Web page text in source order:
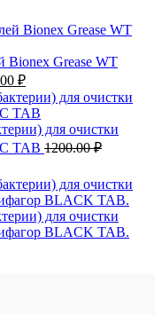
Bionex Grease WT
₽.
₽Текущая
цена:
690.00 ₽.
для очистки
TAB 1200.00₽
для очистки
BLACK TAB.